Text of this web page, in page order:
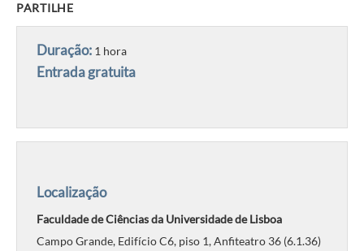
PARTILHE
Duração: 1 hora
Entrada gratuita
Localização
Faculdade de Ciências da Universidade de Lisboa
Campo Grande, Edifício C6, piso 1, Anfiteatro 36 (6.1.36)